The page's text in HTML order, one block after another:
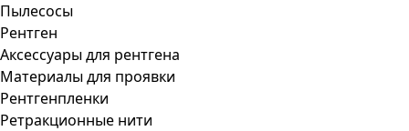
Пылесосы
Рентген
Аксессуары для рентгена
Материалы для проявки
Рентгенпленки
Ретракционные нити